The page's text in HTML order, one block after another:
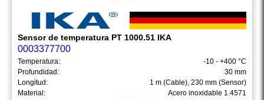
Sensor de temperatura PT 1000.51 IKA
0003377700
Temperatura:
-10 - +400 °C
Profundidad:
30 mm
Longitud:
1 m (Cable), 230 mm (Sensor)
Material:
Acero inoxidable 1.4571